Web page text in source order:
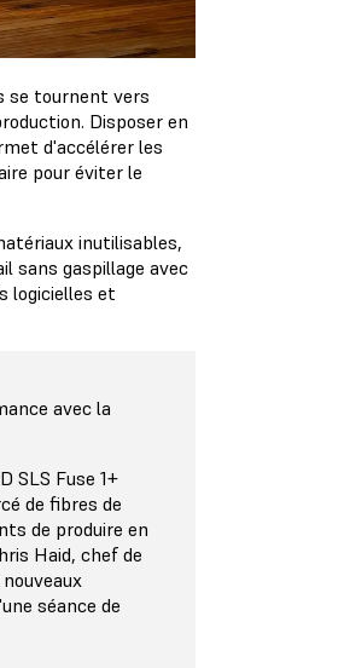
se tournent vers
Disposer en
d'accélérer les
pour éviter le
inutilisables,
sans gaspillage avec
logicielles et
avec la
SLS Fuse 1+
de fibres de
de produire en
Haid, chef de
séance de